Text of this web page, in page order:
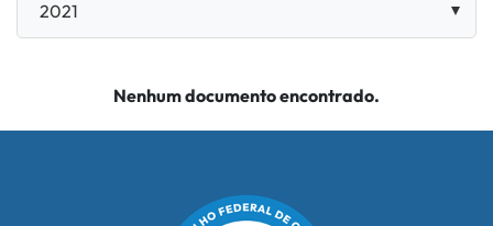
Nenhum documento encontrado.